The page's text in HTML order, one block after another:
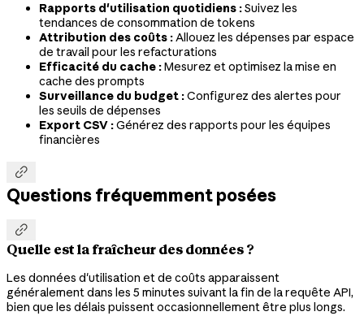
Rapports d'utilisation quotidiens :Suivez les
tendances de consommation de tokens
Attribution des coûts :Allouez les dépenses par espace
de travail pour les refacturations
Efficacité du cache :Mesurez et optimisez la mise en
cache des prompts
Surveillance du budget :Configurez des alertes pour
les seuils de dépenses
Export CSV :Générez des rapports pour les équipes
financières

Questions fréquemment posées

Quelle est la fraîcheur des données ?
Les données d'utilisation et de coûts apparaissent
généralement dans les 5 minutes suivant la fin de la requête API,
bien que les délais puissent occasionnellement être plus longs.